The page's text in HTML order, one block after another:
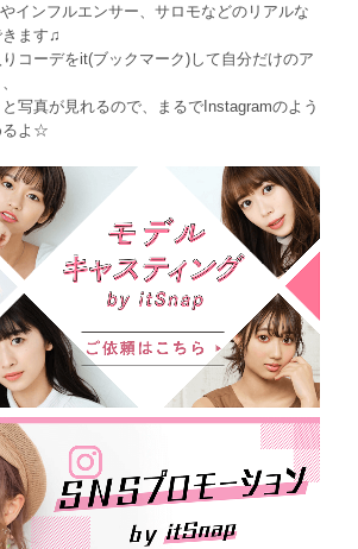
インフルエンサー、サロモなどのリアルな
ます♫
コーデをit(ブックマーク)して自分だけのア
写真が見れるので、まるでInstagramのよう
るよ☆